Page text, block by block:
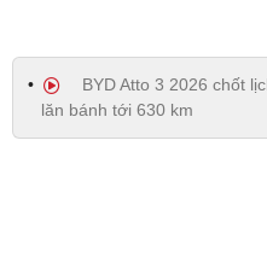
BYD Atto 3 2026 chốt
lăn bánh tới 630 km